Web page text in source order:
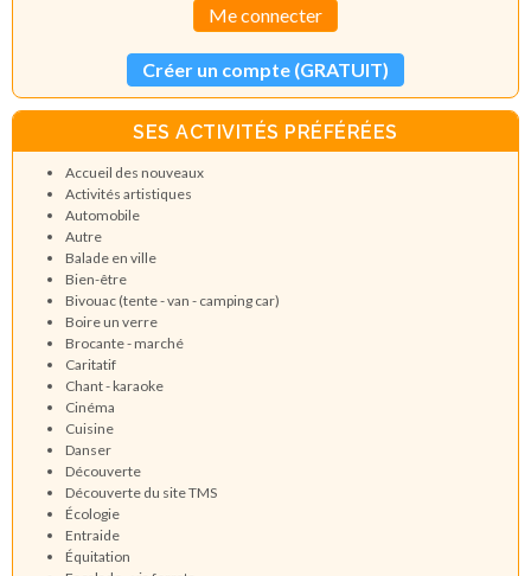
Me connecter
Créer un compte (GRATUIT)
SES ACTIVITÉS PRÉFÉRÉES
Accueil des nouveaux
Activités artistiques
Automobile
Autre
Balade en ville
Bien-être
Bivouac (tente - van - camping car)
Boire un verre
Brocante - marché
Caritatif
Chant - karaoke
Cinéma
Cuisine
Danser
Découverte
Découverte du site TMS
Écologie
Entraide
Équitation